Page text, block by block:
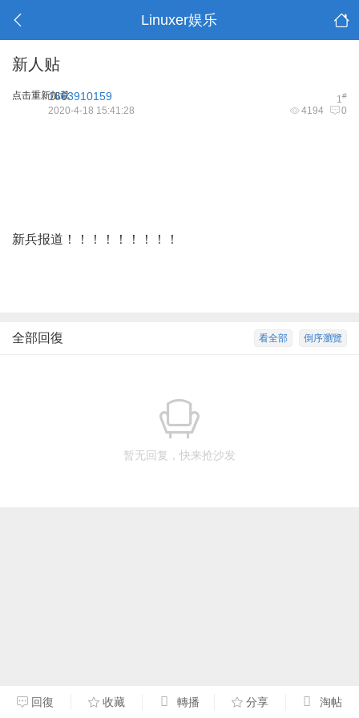
Linuxer娱乐
新人贴
点击重新加载 1#
1663910159
4194 0
2020-4-18 15:41:28
新兵报道！！！！！！！！！
倒序瀏覽
看全部
全部回復
暂无回复，快来抢沙发
回復 收藏 轉播 分享 淘帖